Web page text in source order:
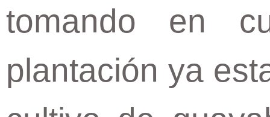
tomando en
plantación ya